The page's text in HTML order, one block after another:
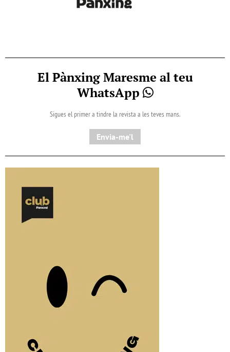
El Pànxing Maresme al teu
WhatsApp
Sigues el primer a tindre la revista a les teves mans.
Envia-me'l